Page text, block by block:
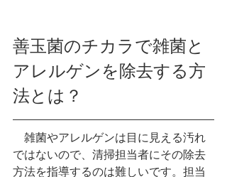
善玉菌のチカラで雑菌と
アレルゲンを除去する方
法とは？
雑菌やアレルゲンは目に見える汚れ
ではないので、清掃担当者にその除去
方法を指導するのは難しいです。担当